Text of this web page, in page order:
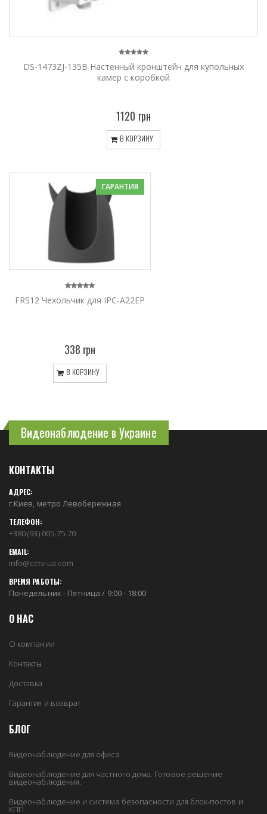
DS-1473ZJ-135B Настенный кронштейн для купольных
камер с коробкой
1120 грн
В КОРЗИНУ
ГАРАНТИЯ
FRS12 Чехольчик для IPC-A22EP
338 грн
В КОРЗИНУ
Видеонаблюдение в Украине
КОНТАКТЫ
АДРЕС:
г.Киев, метро Левобережная
ТЕЛЕФОН:
+380 (93) 005-75-70
EMAIL:
info@cctv-ua.com
ВРЕМЯ РАБОТЫ:
Понедельник - Пятница / 9:00 - 18:00
О НАС
О компании
Контакты
Доставка
Гарантия и возврат
БЛОГ
Видеонаблюдение для офиса
Видеонаблюдение для частного дома. Готовое решение
видеонаблюдения.
Видеонаблюдение и система безопасности для блок-постов и
КПП